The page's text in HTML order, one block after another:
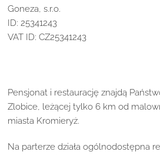
Goneza, s.r.o.
ID: 25341243
VAT ID: CZ25341243
Pensjonat i restaurację znajdą
Zlobice, leżącej tylko 6 km od
miasta Kromieryż.
Na parterze działa ogólnodostępna